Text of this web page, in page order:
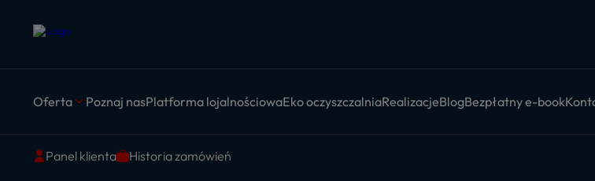
Oferta Poznaj nasPlatforma lojalnościowaEko oczyszczalniaRealizacjeBlogBezpłatny e-book
Panel klienta Historia zamówień